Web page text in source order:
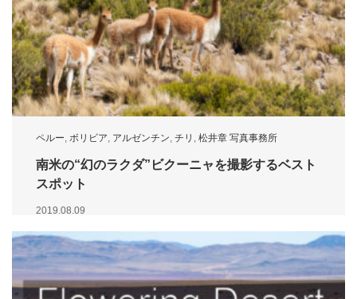
ペルー, ボリビア, アルゼンチン, チリ , 松井章 写真事務所
南米の“幻のラクダ”ビクーニャを撮影するベスト
スポット
2019.08.09